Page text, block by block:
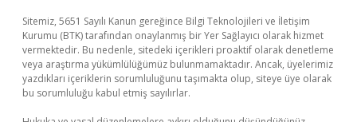
Sitemiz, 5651 Sayılı Kanun gereğince Bilgi Teknolojileri ve İletişim
Kurumu (BTK) tarafından onaylanmış bir Yer Sağlayıcı olarak hizmet
vermektedir. Bu nedenle, sitedeki içerikleri proaktif olarak denetleme
veya araştırma yükümlülüğümüz bulunmamaktadır. Ancak, üyelerimiz
yazdıkları içeriklerin sorumluluğunu taşımakta olup, siteye üye olarak
bu sorumluluğu kabul etmiş sayılırlar.